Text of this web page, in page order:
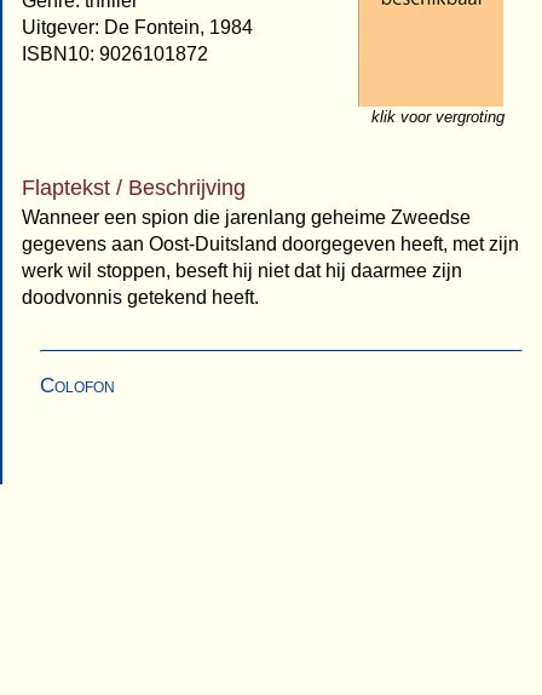
klik voor vergroting
Uitgever: De Fontein, 1984
ISBN10: 9026101872
Flaptekst / Beschrijving
Wanneer een spion die jarenlang geheime Zweedse
gegevens aan Oost-Duitsland doorgegeven heeft, met zijn
werk wil stoppen, beseft hij niet dat hij daarmee zijn
doodvonnis getekend heeft.
Colofon